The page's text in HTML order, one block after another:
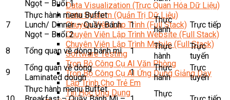
Data Visualization (Trực Quan Hóa Dữ Liệu)
Data System (Quản Trị Dữ Liệu)
Chuyên Viên Lập Trình (Full Stack)
Chuyên Viên Lập Trình Website (Full Stack)
Chuyên Viên Lập Trình Mobile (Full Stack)
Software Testing
Trọn Bộ Công Cụ AI Văn Phòng
Trọn Bộ Công Cụ AI Ứng Dụng Giảng Dạy
Lập Trình Cho Trẻ Em
Tin Học Ứng Dụng
Ngọt – Buổi 1
7
Thực hành menu Buffet
Lunch/ Dinner – Quầy Bánh
Ngọt – Buổi 2
1
Thực
hành
Trực tiếp
8 Tổng quan về dòng bánh mì 1
Thực
hành
Trực
tuyến
9
Tổng quan về dòng
Laminated dough
1
Thực
hành
Trực
tuyến
Thực hành menu Buffet
Thực